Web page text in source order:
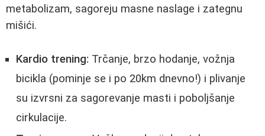
metabolizam, sagoreju masne naslage i zategnu
mišići.
Kardio trening: Trčanje, brzo hodanje, vožnja
bicikla (pominje se i po 20km dnevno!) i plivanje
su izvrsni za sagorevanje masti i poboljšanje
cirkulacije.